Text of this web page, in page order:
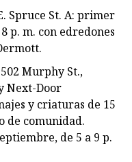
Spruce St. A: primer
p. m. con edredones
Murphy St.,
Next-Door
y criaturas de 15
de comunidad.
de 5 a 9 p.